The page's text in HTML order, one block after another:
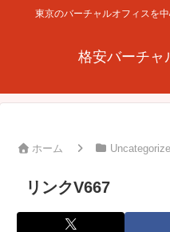
東京のバーチャルオフィスを
格安バーチャ
ホーム
リンクV667